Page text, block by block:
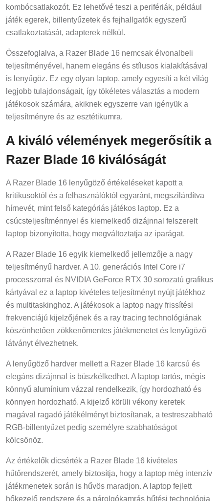
kombócsatlakozót. Ez lehetővé teszi a perifériák, például
játék egerek, billentyűzetek és fejhallgatók egyszerű
csatlakoztatását, adapterek nélkül.
Összefoglalva, a Razer Blade 16 nemcsak élvonalbeli
teljesítményével, hanem elegáns és stílusos kialakításával
is lenyűgöz. Ez egy olyan laptop, amely egyesíti a két világ
legjobb tulajdonságait, így tökéletes választás a modern
játékosok számára, akiknek egyszerre van igényük a
teljesítményre és az esztétikumra.
A kiváló vélemények megerősítik a
Razer Blade 16 kiválóságát
A Razer Blade 16 lenyűgöző értékeléseket kapott a
kritikusoktól és a felhasználóktól egyaránt, megszilárdítva
hírnevét, mint felső kategóriás játékos laptop. Ez a
csúcsteljesítménnyel és kiemelkedő dizájnnal felszerelt
laptop bizonyította, hogy megváltoztatja az iparágat.
A Razer Blade 16 egyik kiemelkedő jellemzője a nagy
teljesítményű hardver. A 10. generációs Intel Core i7
processzorral és NVIDIA GeForce RTX 30 sorozatú grafikus
kártyával ez a laptop kivételes teljesítményt nyújt játékhoz
és multitaskinghoz. A játékosok a laptop nagy frissítési
frekvenciájú kijelzőjének és a ray tracing technológiának
köszönhetően zökkenőmentes játékmenetet és lenyűgöző
látványt élvezhetnek.
A lenyűgöző hardver mellett a Razer Blade 16 karcsú és
elegáns dizájnnal is büszkélkedhet. A laptop tartós, mégis
könnyű alumínium vázzal rendelkezik, így hordozható és
könnyen hordozható. A kijelző körüli vékony keretek
magával ragadó játékélményt biztosítanak, a testreszabható
RGB-billentyűzet pedig személyre szabhatóságot
kölcsönöz.
Az értékelők dicsérték a Razer Blade 16 kivételes
hűtőrendszerét, amely biztosítja, hogy a laptop még intenzív
játékmenetek során is hűvös maradjon. A laptop fejlett
hőkezelő rendszere és a párolgókamrás hűtési technológia